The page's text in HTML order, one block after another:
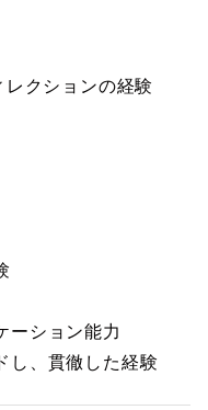
クションの経験
ーション能力
し、貫徹した経験